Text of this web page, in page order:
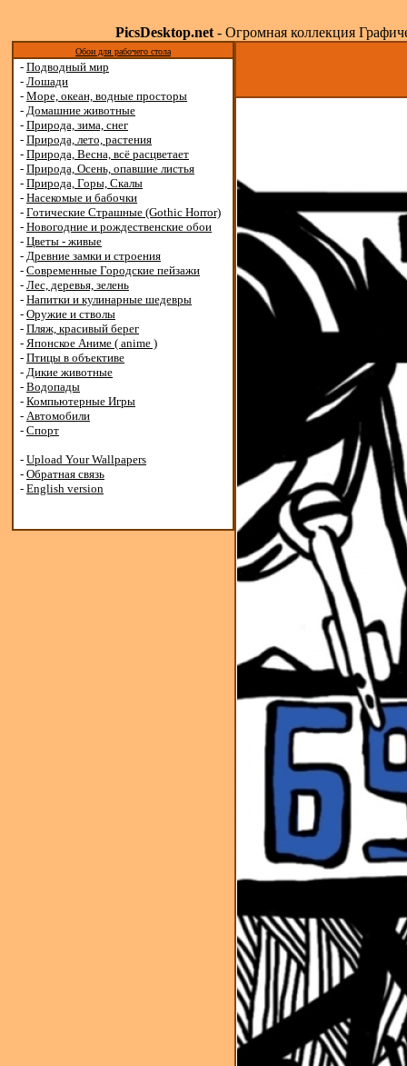
PicsDesktop.net- Огромная коллекция
Обои для рабочего стола
- Подводный мир
- Лошади
- Море, океан, водные просторы
- Домашние животные
- Природа, зима, снег
- Природа, лето, растения
- Природа, Весна, всё расцветает
- Природа, Осень, опавшие листья
- Природа, Горы, Скалы
- Насекомые и бабочки
- Готические Страшные (Gothic Horror)
- Новогодние и рождественские обои
- Цветы - живые
- Древние замки и строения
- Современные Городские пейзажи
- Лес, деревья, зелень
- Напитки и кулинарные шедевры
- Оружие и стволы
- Пляж, красивый берег
- Японское Аниме ( anime )
- Птицы в объективе
- Дикие животные
- Водопады
- Компьютерные Игры
- Автомобили
- Спорт
- Upload Your Wallpapers
- Обратная связь
- English version